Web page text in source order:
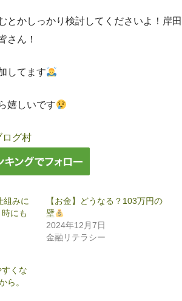
とかしっかり検討してくださいよ！岸田
さん！
してます
嬉しいです
ログ村
組みに
にも
【お金】どうなる？103万円の
壁
2024年12月7日
金融リテラシー
すくな
ら。